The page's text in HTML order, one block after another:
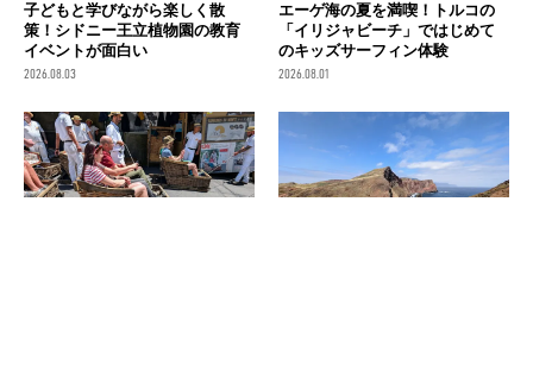
子どもと学びながら楽しく散
策！シドニー王立植物園の教育
イベントが面白い
2026.08.03
エーゲ海の夏を満喫！トルコの
「イリジャビーチ」ではじめて
のキッズサーフィン体験
2026.08.01